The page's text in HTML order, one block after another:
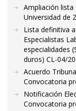
Ampliación lista
Universidad de
Lista definitiva
Especialistas
especialidades
duros) CL-04/
Acuerdo
Convocatoria
Notificación
Convocatoria